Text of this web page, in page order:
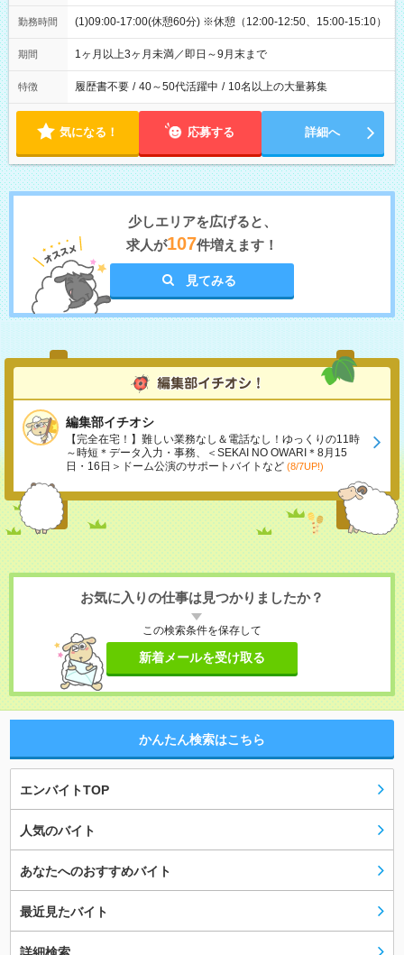
勤務時間 (1)09:00-17:00(休憩60分) ※休憩（12:00-12:50、15:00-15:10）
期間 1ヶ月以上3ヶ月未満／即日～9月末まで
特徴 履歴書不要 / 40～50代活躍中 / 10名以上の大量募集
気になる！ 応募する 詳細へ
少しエリアを広げると、
求人が107件増えます！
見てみる
編集部イチオシ
【完全在宅！】難しい業務なし＆電話なし！ゆっくりの11時
～時短＊データ入力・事務、＜SEKAI NO OWARI＊8月15
日・16日＞ドーム公演のサポートバイトなど (8/7UP!)
お気に入りの仕事は見つかりましたか？
この検索条件を保存して
新着メールを受け取る
かんたん検索はこちら
エンバイトTOP
人気のバイト
あなたへのおすすめバイト
最近見たバイト